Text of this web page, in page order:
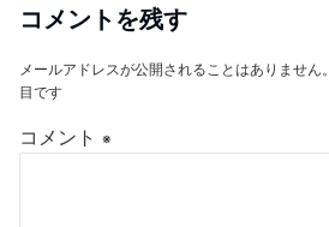
コメントを残す
メールアドレスが公開されることはありません。
目です
コメント ※